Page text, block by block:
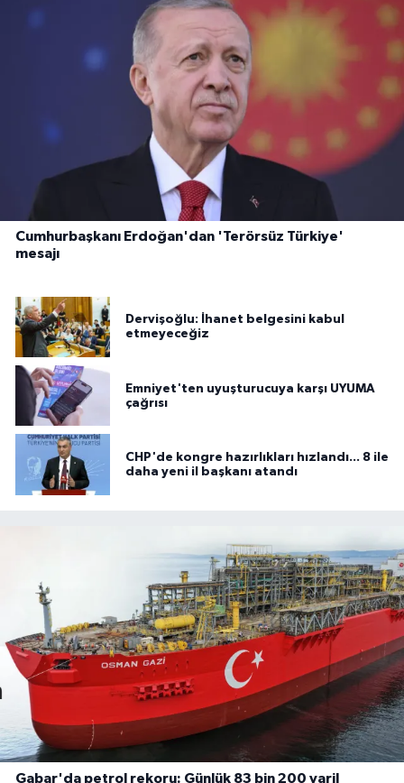
Cumhurbaşkanı Erdoğan'dan 'Terörsüz Türkiye'
mesajı
Dervişoğlu: İhanet belgesini kabul
etmeyeceğiz
Emniyet'ten uyuşturucuya karşı UYUMA
çağrısı
CHP'de kongre hazırlıkları hızlandı... 8 ile
daha yeni il başkanı atandı
Gabar'da petrol rekoru: Günlük 83 bin 200 varil